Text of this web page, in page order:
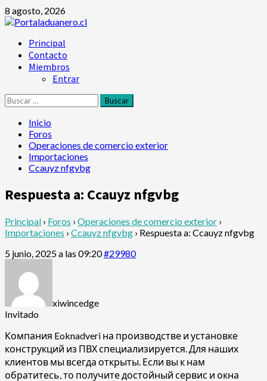
Saltar
al
8 agosto, 2026
Menú
principal
Principal
Contacto
Miembros
Entrar
Buscar:
Inicio
Foros
Operaciones de comercio exterior
Importaciones
Ccauyz nfgvbg
Respuesta a: Ccauyz nfgvbg
Principal › Foros › Operaciones de comercio exterior ›
Importaciones › Ccauyz nfgvbg › Respuesta a: Ccauyz nfgvbg
5 junio, 2025 a las 09:20#29980
xiwincedge
Invitado
Компания Eoknadveri на производстве и установке
конструкций из ПВХ специализируется. Для наших
клиентов мы всегда открыты. Если вы к нам
обратитесь, то получите достойный сервис и окна